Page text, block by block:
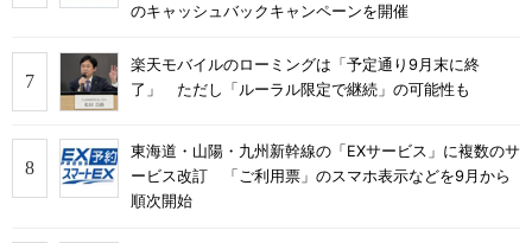
のキャッシュバックキャンペーンを開催
楽天モバイルのローミングは「予定通り9月末に終
了」 ただし「ルーラル限定で継続」の可能性も
東海道・山陽・九州新幹線の「EXサービス」に複数のサ
ービス改訂 「ご利用票」のスマホ表示などを9月から
順次開始